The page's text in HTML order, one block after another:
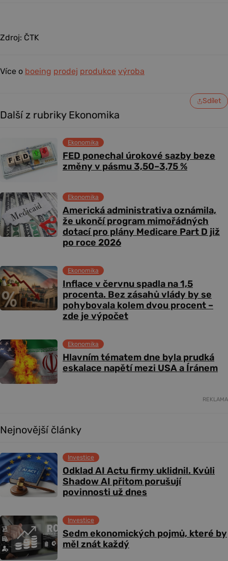
Zdroj: ČTK
Více o boeing prodej produkce výroba
Sdílet
Další z rubriky Ekonomika
FED ponechal úrokové sazby beze
změny v pásmu 3,50–3,75 %
Ekonomika
Americká administrativa oznámila,
že ukončí program mimořádných
dotací pro plány Medicare Part D již
po roce 2026
Ekonomika
Inflace v červnu spadla na 1,5
procenta. Bez zásahů vlády by se
pohybovala kolem dvou procent –
zde je výpočet
Ekonomika
Hlavním tématem dne byla prudká
eskalace napětí mezi USA a Íránem
Ekonomika
REKLAMA
Nejnovější články
Odklad AI Actu firmy uklidnil. Kvůli
Shadow AI přitom porušují
povinnosti už dnes
Investice
Sedm ekonomických pojmů, které by
měl znát každý
Investice